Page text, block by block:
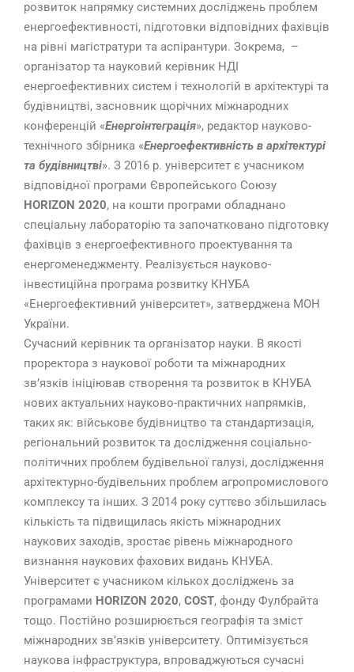
розвиток напрямку системних досліджень проблем
енергоефективності, підготовки відповідних фахівців
на рівні магістратури та аспірантури. Зокрема, –
організатор та науковий керівник НДІ
енергоефективних систем і технологій в архітектурі та
будівництві, засновник щорічних міжнародних
конференцій «Енергоінтеграція», редактор науково-
технічного збірника «Енергоефективність в архітектурі
та будівництві». З 2016 р. університет є учасником
відповідної програми Європейського Союзу
HORIZON 2020, на кошти програми обладнано
спеціальну лабораторію та започатковано підготовку
фахівців з енергоефективного проектування та
енергоменеджменту. Реалізується науково-
інвестиційна програма розвитку КНУБА
«Енергоефективний університет», затверджена МОН
України.
Сучасний керівник та організатор науки. В якості
проректора з наукової роботи та міжнародних
зв’язків ініціював створення та розвиток в КНУБА
нових актуальних науково-практичних напрямків,
таких як: військове будівництво та стандартизація,
регіональний розвиток та дослідження соціально-
політичних проблем будівельної галузі, дослідження
архітектурно-будівельних проблем агропромислового
комплексу та інших. З 2014 року суттєво збільшилась
кількість та підвищилась якість міжнародних
наукових заходів, зростає рівень міжнародного
визнання наукових фахових видань КНУБА.
Університет є учасником кількох досліджень за
програмами HORIZON 2020, COST, фонду Фулбрайта
тощо. Постійно розширюється географія та зміст
міжнародних зв’язків університету. Оптимізується
наукова інфраструктура, впроваджуються сучасні